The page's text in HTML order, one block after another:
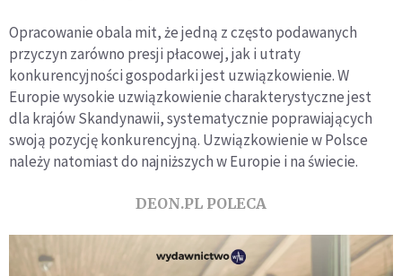
Opracowanie obala mit, że jedną z często podawanych
przyczyn zarówno presji płacowej, jak i utraty
konkurencyjności gospodarki jest uzwiązkowienie. W
Europie wysokie uzwiązkowienie charakterystyczne jest
dla krajów Skandynawii, systematycznie poprawiających
swoją pozycję konkurencyjną. Uzwiązkowienie w Polsce
należy natomiast do najniższych w Europie i na świecie.
DEON.PL POLECA